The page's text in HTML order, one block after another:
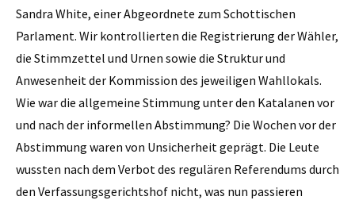
Sandra White, einer Abgeordnete zum Schottischen
Parlament. Wir kontrollierten die Registrierung der Wähler,
die Stimmzettel und Urnen sowie die Struktur und
Anwesenheit der Kommission des jeweiligen Wahllokals.
Wie war die allgemeine Stimmung unter den Katalanen vor
und nach der informellen Abstimmung? Die Wochen vor der
Abstimmung waren von Unsicherheit geprägt. Die Leute
wussten nach dem Verbot des regulären Referendums durch
den Verfassungsgerichtshof nicht, was nun passieren